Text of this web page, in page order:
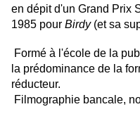
en dépit d'un Grand Prix
1985 pour Birdy(et sa
Formé à l'école de la
la prédominance de la
réducteur.
Filmographie bancale,